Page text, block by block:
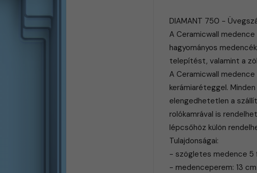
DIAMANT 750 -
A Ceramicwall
hagyományos
telepítést, valamint a
A Ceramicwall
kerámiaréteggel.
elengedhetetlen a
rolókamrával is
lépcsőhöz külön
Tulajdonságai:
- szögletes medence 5
- medenceperem: 13